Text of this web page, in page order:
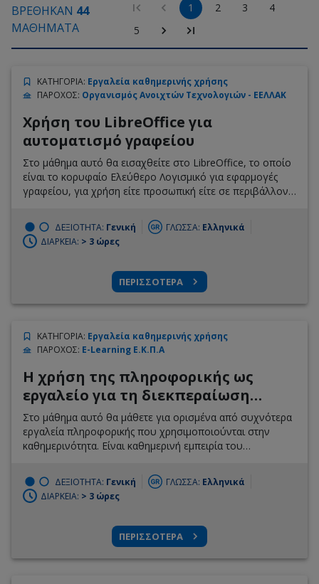
ΒΡΕΘΗΚΑΝ 44
ΜΑΘΗΜΑΤΑ
1 2 3
4
5
ΚΑΤΗΓΟΡΙΑ: Εργαλεία καθημερινής χρήσης
ΠΑΡΟΧΟΣ: Οργανισμός Ανοιχτών Τεχνολογιών - ΕΕΛΛΑΚ
Χρήση του LibreOffice για
αυτοματισμό γραφείου
Στο μάθημα αυτό θα εισαχθείτε στο LibreOffice, το οποίο
είναι το κορυφαίο Ελεύθερο Λογισμικό για εφαρμογές
γραφείου, για χρήση είτε προσωπική είτε σε περιβάλλον
χαρακτηριστικά για όλες τις ανάγκες παραγωγής εγγράφων
και επεξεργασίας δεδομένων.
ΔΕΞΙΟΤΗΤΑ: Γενική ΓΛΩΣΣΑ: Ελληνικά
ΔΙΑΡΚΕΙΑ: > 3 ώρες
ΠΕΡΙΣΣΟΤΕΡΑ
ΚΑΤΗΓΟΡΙΑ: Εργαλεία καθημερινής χρήσης
ΠΑΡΟΧΟΣ: E-Learning Ε.Κ.Π.Α
Η χρήση της πληροφορικής ως
εργαλείο για τη διεκπεραίωση
καθημερινών εργασιών
Στο μάθημα αυτό θα μάθετε για ορισμένα από συχνότερα
εργαλεία πληροφορικής που χρησιμοποιούνται στην
καθημερινότητα. Είναι καθημερινή εμπειρία του
υπολογιστή σε όλες τις πτυχές της ζωής του. Οι
υπολογιστές έχουν εισβάλει στην εργασία, στις
επιχειρήσεις στις επικοινωνίες και γενικά αποτελούν το
Τέτοια εργαλεία αφορούν στην περιήγηση στο διαδίκτυο,
στην επεξεργασία κειμένου και υπολογιστικών φύλλων
κλπ.
ΔΕΞΙΟΤΗΤΑ: Γενική ΓΛΩΣΣΑ: Ελληνικά
ΔΙΑΡΚΕΙΑ: > 3 ώρες
ΠΕΡΙΣΣΟΤΕΡΑ